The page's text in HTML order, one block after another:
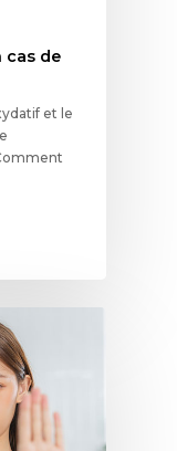
cas de
et le